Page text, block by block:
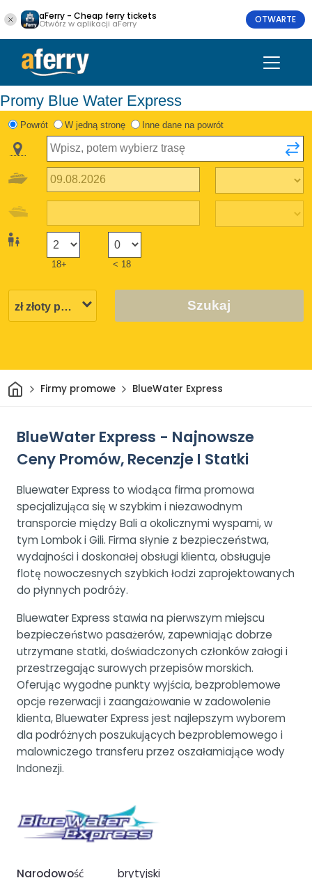
aFerry - Cheap ferry tickets
Otwórz w aplikacji aFerry OTWARTE
Promy Blue Water Express
Powrót W jedną stronę Inne dane na powrót
18+ < 18
Szukaj
DomFirmy promowe BlueWater Express
BlueWater Express - Najnowsze
Ceny Promów, Recenzje I Statki
Bluewater Express to wiodąca firma promowa
specjalizująca się w szybkim i niezawodnym
transporcie między Bali a okolicznymi wyspami, w
tym Lombok i Gili. Firma słynie z bezpieczeństwa,
wydajności i doskonałej obsługi klienta, obsługuje
flotę nowoczesnych szybkich łodzi zaprojektowanych
do płynnych podróży.
Bluewater Express stawia na pierwszym miejscu
bezpieczeństwo pasażerów, zapewniając dobrze
utrzymane statki, doświadczonych członków załogi i
przestrzegając surowych przepisów morskich.
Oferując wygodne punkty wyjścia, bezproblemowe
opcje rezerwacji i zaangażowanie w zadowolenie
klienta, Bluewater Express jest najlepszym wyborem
dla podróżnych poszukujących bezproblemowego i
malowniczego transferu przez oszałamiające wody
Indonezji.
Narodowość
brytyjski